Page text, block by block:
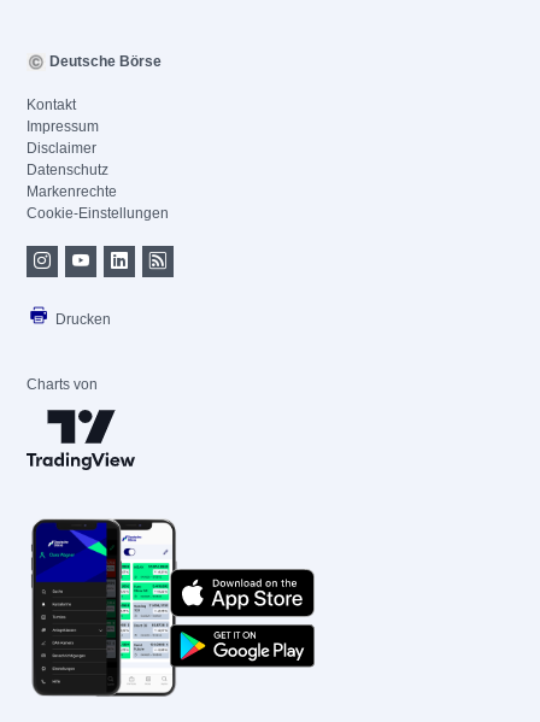
Deutsche Börse
Kontakt
Impressum
Disclaimer
Datenschutz
Markenrechte
Cookie-Einstellungen
Drucken
Charts von